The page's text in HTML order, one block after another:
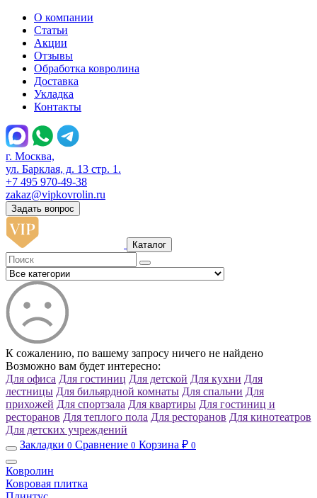
О компании
Статьи
Акции
Отзывы
Обработка ковролина
Доставка
Укладка
Контакты
г. Москва,
ул. Барклая, д. 13 стр. 1.
+7 495 970-49-38
zakaz@vipkovrolin.ru
Задать вопрос
Каталог
К сожалению, по вашему запросу ничего не найдено
Возможно вам будет интересно:
Для офиса Для гостиниц Для детской Для кухни Для
лестницы Для бильярдной комнаты Для спальни Для
прихожей Для спортзала Для квартиры Для гостиниц и
ресторанов Для теплого пола Для ресторанов Для кинотеатров
Для детских учреждений
Закладки 0 Сравнение 0 Корзина ₽ 0
Ковролин
Ковровая плитка